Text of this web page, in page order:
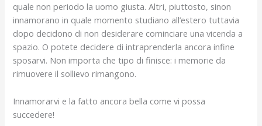
quale non periodo la uomo giusta. Altri, piuttosto, sinon
innamorano in quale momento studiano all’estero tuttavia
dopo decidono di non desiderare cominciare una vicenda a
spazio. O potete decidere di intraprenderla ancora infine
sposarvi. Non importa che tipo di finisce: i memorie da
rimuovere il sollievo rimangono.
Innamorarvi e la fatto ancora bella come vi possa
succedere!